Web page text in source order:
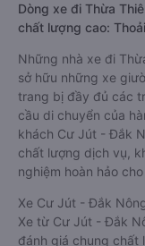
Dòng xe đi Thừa
chất lượng cao:
Những nhà xe đi
sở hữu những xe
trang bị đầy đủ các
cầu di chuyển của
khách Cư Jút - Đắk
chất lượng dịch vụ,
nghiệm hoàn hảo
Xe Cư Jút - Đắk
Xe từ Cư Jút - Đắk
đánh giá chung chất